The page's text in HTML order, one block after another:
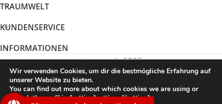
TRAUMWELT
KUNDENSERVICE
INFORMATIONEN
traumwelt 2025
Vertrag widerrufen
Wir verwenden Cookies, um dir die bestmögliche Erfahrung auf
unserer Website zu bieten.
You can find out more about which cookies we are using or
switch them off in {setting]settings{/setting].